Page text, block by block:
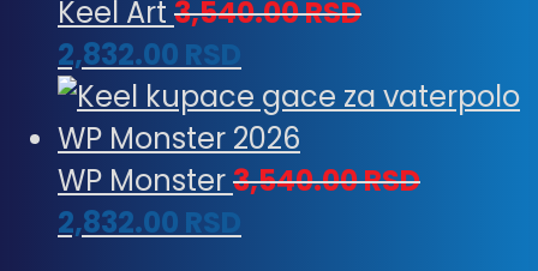
na
stranici
proizvoda.
Keel Art 3,540.00RSD
2,832.00 RSD
WP Monster3,540.00RSD
2,832.00 RSD